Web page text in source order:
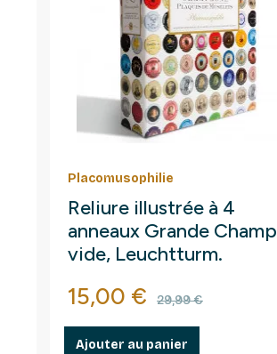
Placomusophilie
Reliure illustrée à 4
anneaux Grande Champ
vide, Leuchtturm.
Prix
15,00 € Prix de base
29,99 €
Ajouter au panier